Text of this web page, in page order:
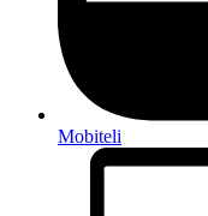
Mobiteli